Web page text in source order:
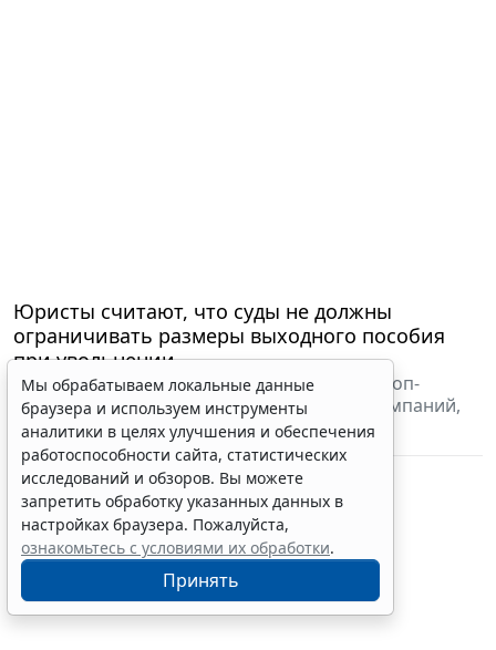
Юристы считают, что суды не должны
ограничивать размеры выходного пособия
при увольнении
Речь идет как о "золотых парашютах" для топ-
менеджеров и генеральных директоров компаний,
так и о выплатах для других сотрудников.
19 июня 2017 Новости
Мы обрабатываем локальные данные
браузера и используем инструменты
аналитики в целях улучшения и обеспечения
работоспособности сайта, статистических
исследований и обзоров. Вы можете
запретить обработку указанных данных в
настройках браузера. Пожалуйста,
ознакомьтесь с условиями их обработки.
Принять